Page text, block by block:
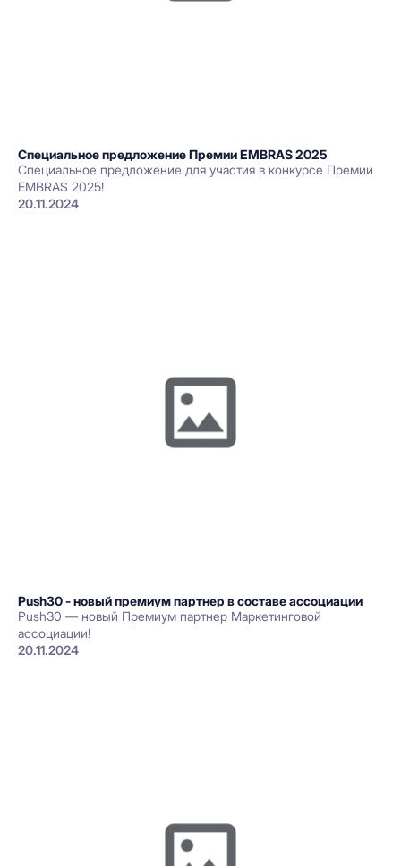
Специальное предложение Премии EMBRAS 2025
Cпециальное предложение для участия в конкурсе Премии
EMBRAS 2025!
20.11.2024
Push30 - новый премиум партнер в составе ассоциации
Push30 — новый Премиум партнер Маркетинговой
ассоциации!
20.11.2024